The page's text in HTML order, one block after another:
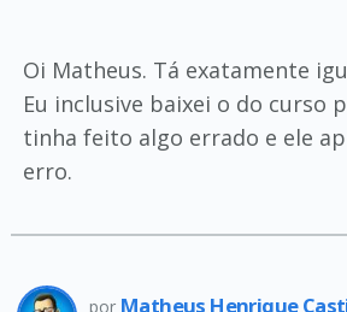
Oi Matheus. Tá exatamente
Eu inclusive baixei o do curso
tinha feito algo errado e ele
erro.
por Matheus Henrique